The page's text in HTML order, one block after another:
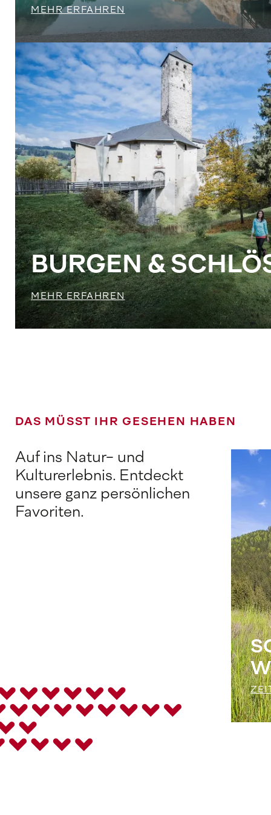
MEHR ERFAHREN
BURGEN &
MEHR ERFAHREN
DAS MÜSST IHR GESEHEN HABEN
Auf ins Natur- und
Kulturerlebnis. Entdeckt
unsere ganz persönlichen
Favoriten.